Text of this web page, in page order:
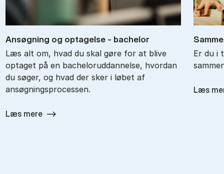
An­søg­ning og op­ta­gel­se - ba­chel­or
Læs alt om, hvad du skal gøre for at blive
optaget på en bacheloruddannelse, hvordan
du søger, og hvad der sker i løbet af
ansøgningsprocessen.
Læs mere
Er du i
Læs